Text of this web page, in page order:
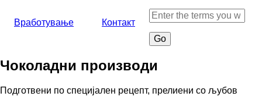
Вработување Контакт
Search
Чоколадни производи
Подготвени по специјален рецепт, прелиени со љубов